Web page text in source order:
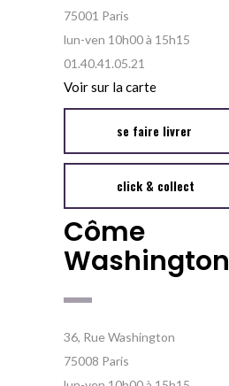
75001 Paris
lun-ven 10h00 à 15h15
01.40.41.05.21
Voir sur la carte
se faire livrer
click & collect
Côme
Washington
36, Rue Washington
75008 Paris